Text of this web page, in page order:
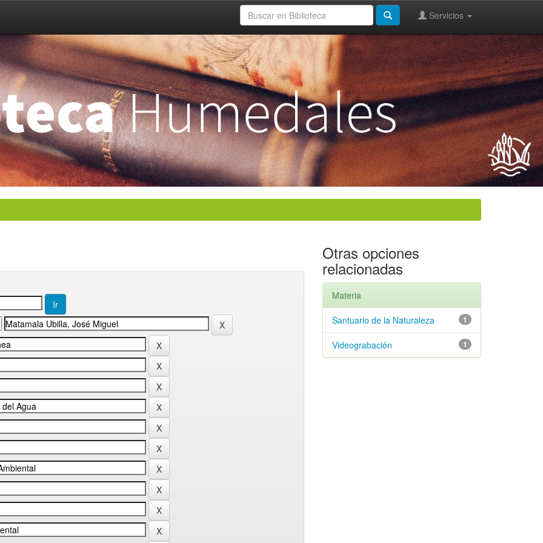
Servicios
Otras opciones
relacionadas
Materia
1
Santuario de la Naturaleza
1
Videograbación